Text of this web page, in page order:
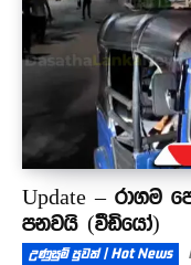
Update – රාගම
පනවයි (වීඩියෝ)
උණුසුම් පුවත් | Hot News